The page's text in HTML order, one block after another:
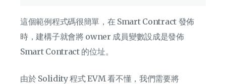
這個範例程式碼很簡單，在 Smart Contract 發佈
時，建構子就會將 owner 成員變數設成是發佈
Smart Contract 的位址。
由於 Solidity 程式 EVM 看不懂，我們需要將